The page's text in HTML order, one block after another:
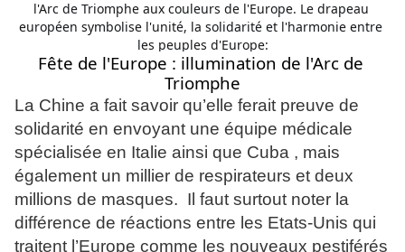
l'Arc de Triomphe aux couleurs de l'Europe. Le drapeau
européen symbolise l'unité, la solidarité et l'harmonie entre
les peuples d'Europe:
Fête de l'Europe : illumination de l'Arc de
Triomphe
La Chine a fait savoir qu’elle ferait preuve de
solidarité en envoyant une équipe médicale
spécialisée en Italie ainsi que Cuba , mais
également un millier de respirateurs et deux
millions de masques. Il faut surtout noter la
différence de réactions entre les Etats-Unis qui
traitent l’Europe comme les nouveaux pestiférés